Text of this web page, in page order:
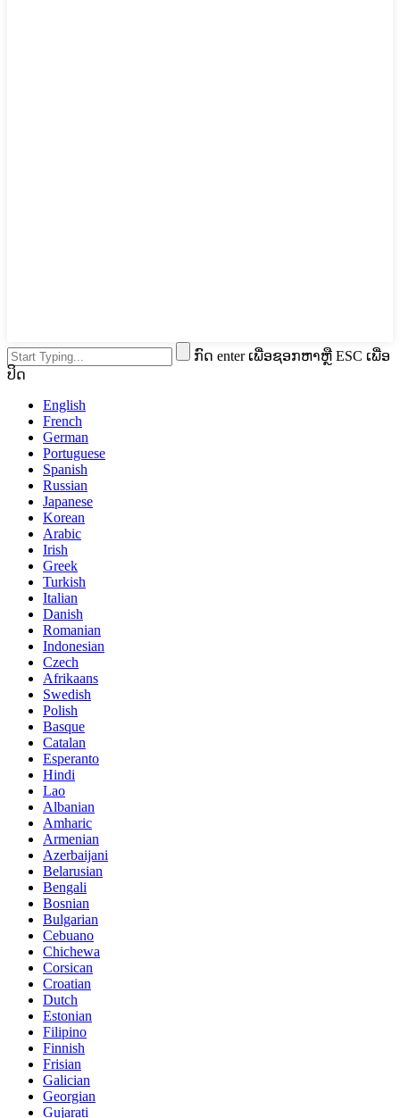
ກົດ enter ເພື່ອຊອກຫາຫຼື ESC ເພື່ອ
ປິດ
English
French
German
Portuguese
Spanish
Russian
Japanese
Korean
Arabic
Irish
Greek
Turkish
Italian
Danish
Romanian
Indonesian
Czech
Afrikaans
Swedish
Polish
Basque
Catalan
Esperanto
Hindi
Lao
Albanian
Amharic
Armenian
Azerbaijani
Belarusian
Bengali
Bosnian
Bulgarian
Cebuano
Chichewa
Corsican
Croatian
Dutch
Estonian
Filipino
Finnish
Frisian
Galician
Georgian
Gujarati